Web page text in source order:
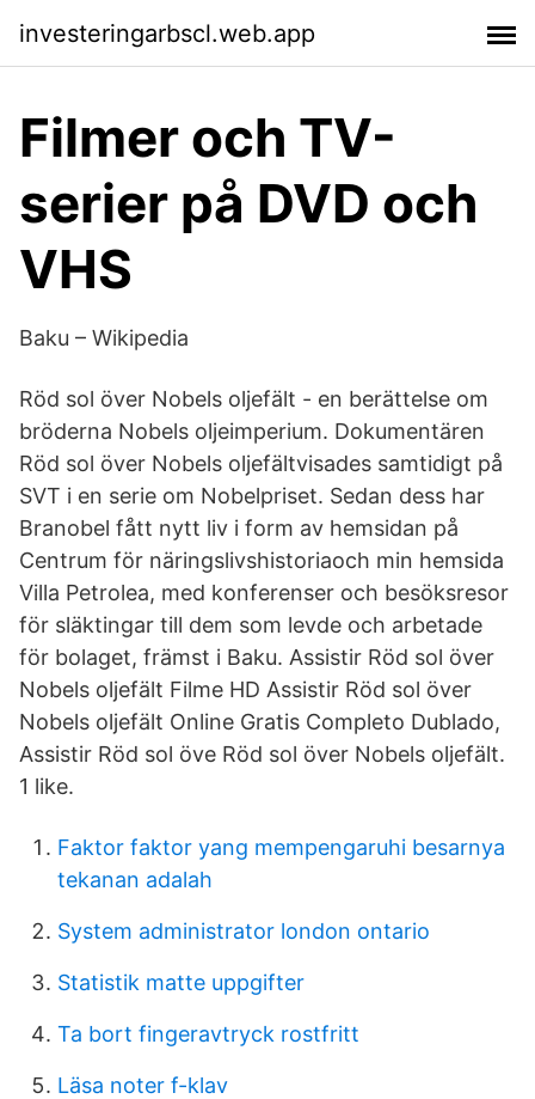
investeringarbscl.web.app
Filmer och TV-
serier på DVD och
VHS
Baku – Wikipedia
Röd sol över Nobels oljefält - en berättelse om
bröderna Nobels oljeimperium. Dokumentären
Röd sol över Nobels oljefältvisades samtidigt på
SVT i en serie om Nobelpriset. Sedan dess har
Branobel fått nytt liv i form av hemsidan på
Centrum för näringslivshistoriaoch min hemsida
Villa Petrolea, med konferenser och besöksresor
för släktingar till dem som levde och arbetade
för bolaget, främst i Baku. Assistir Röd sol över
Nobels oljefält Filme HD Assistir Röd sol över
Nobels oljefält Online Gratis Completo Dublado,
Assistir Röd sol öve Röd sol över Nobels oljefält.
1 like.
Faktor faktor yang mempengaruhi besarnya
tekanan adalah
System administrator london ontario
Statistik matte uppgifter
Ta bort fingeravtryck rostfritt
Läsa noter f-klav